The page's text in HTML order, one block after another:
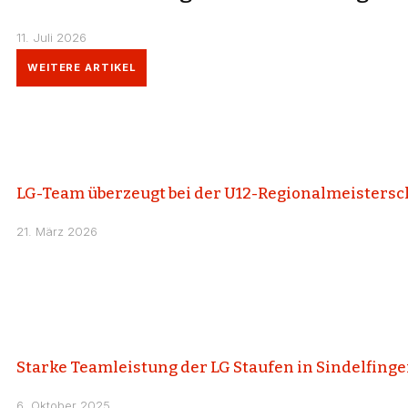
11. Juli 2026
WEITERE ARTIKEL
LG-Team überzeugt bei der U12-
21. März 2026
Starke Teamleistung der LG Staufen in